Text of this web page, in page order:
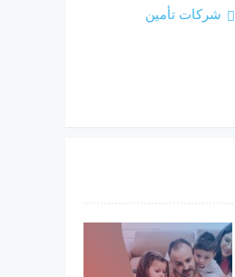
شركات تأمين